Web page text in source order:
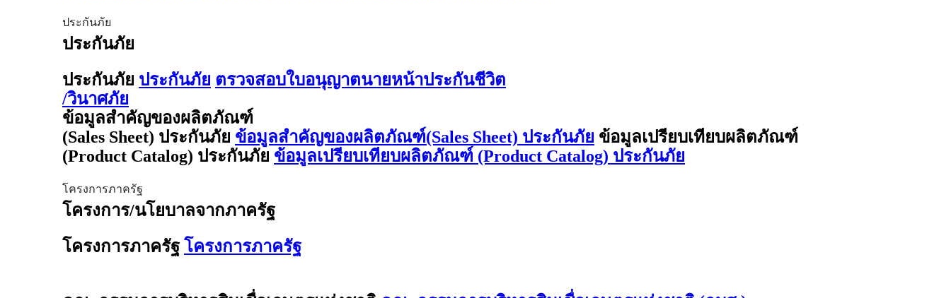
ประกันภัย
ประกันภัย
ประกันภัย ประกันภัย ตรวจสอบใบอนุญาตนายหน้าประกันชีวิต
/วินาศภัย
ข้อมูลสำคัญของผลิตภัณฑ์
(Sales Sheet) ประกันภัย ข้อมูลสำคัญของผลิตภัณฑ์(Sales Sheet) ประกันภัย ข้อมูลเปรียบเทียบผลิตภัณฑ์
(Product Catalog) ประกันภัย ข้อมูลเปรียบเทียบผลิตภัณฑ์ (Product Catalog) ประกันภัย
โครงการภาครัฐ
โครงการ/นโยบาลจากภาครัฐ
โครงการภาครัฐ โครงการภาครัฐ